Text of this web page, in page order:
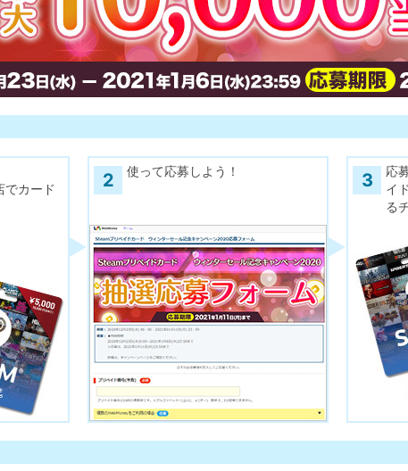
でカード
2 使って応募しよう！ 3
応
イ
る